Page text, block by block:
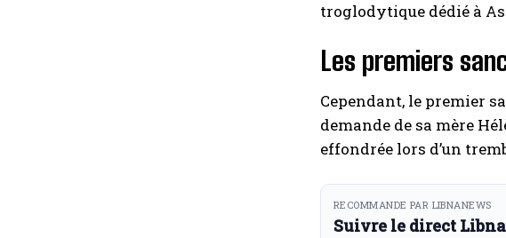
troglodytique dédié à
Les premiers
Cependant, le premier
demande de sa mère
effondrée lors d’un
RECOMMANDE PAR LIBNANEWS
Suivre le direct